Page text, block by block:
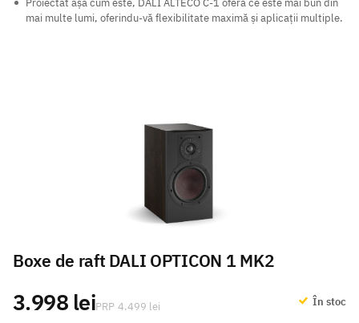
Proiectat așa cum este, DALI ALTECO C-1 oferă ce este mai bun din
mai multe lumi, oferindu-vă flexibilitate maximă și aplicații multiple.
Boxe de raft DALI OPTICON 1 MK2
În stoc
3.998 lei 4.499 lei